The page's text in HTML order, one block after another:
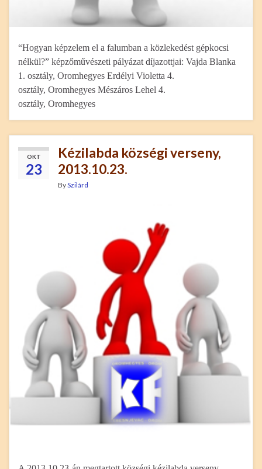
“Hogyan képzelem el a falumban a közlekedést gépkocsi
nélkül?” képzőművészeti pályázat díjazottjai: Vajda Blanka
1. osztály, Oromhegyes Erdélyi Violetta 4.
osztály, Oromhegyes Mészáros Lehel 4.
osztály, Oromhegyes
OKT
23
Kézilabda községi verseny,
2013.10.23.
BySzilárd